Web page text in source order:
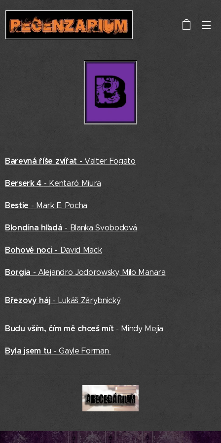
Barevná říše zvířat - Valter Fogato
Berserk 4 - Kentaró Miura
Bestie - Mark E. Pocha
Blondína hľadá - Blanka Svobodová
Bohové noci - David Mack
Borgia - Alejandro Jodorowsky, Milo Manara
Březový háj - Lukáš Zárybnický
Budu vším, čím mě chceš mít - Mindy Mejia
Byla jsem tu - Gayle Forman